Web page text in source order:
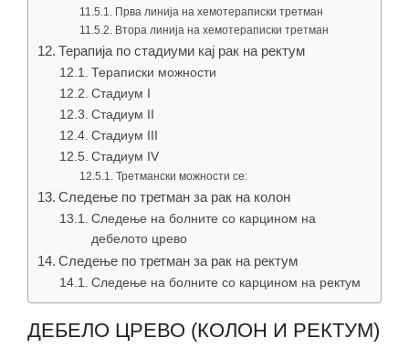
Прва линија на хемотераписки третман
Втора линија на хемотераписки третман
Терапија по стадиуми кај рак на ректум
Тераписки можности
Стадиум I
Стадиум II
Стадиум III
Стадиум IV
Третмански можности се:
Следење по третман за рак на колон
Следење на болните со карцином на
дебелото црево
Следење по третман за рак на ректум
Следење на болните со карцином на ректум
ДЕБЕЛО ЦРЕВО (КОЛОН И РЕКТУМ)